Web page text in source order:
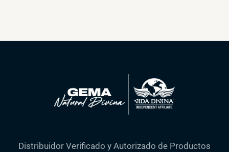
Distribuidor Verificado y Autorizado de Productos